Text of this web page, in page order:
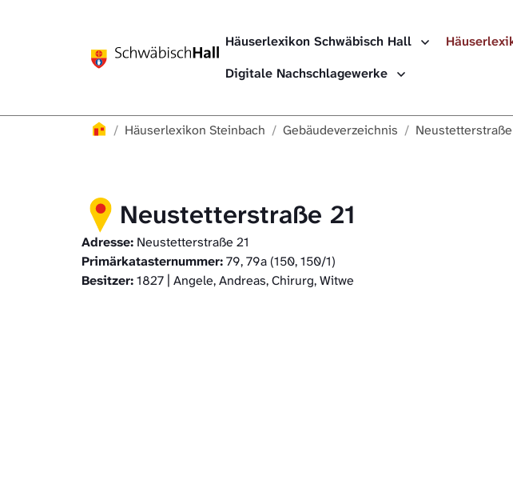
Häuserlexikon Schwäbisch Hall
Digitale Nachschlagewerke
Häuserlexikon
Häuserlexikon Steinbach Gebäudeverzeichnis Neustetterstraße
Neustetterstraße 21
Adresse: Neustetterstraße 21
Primärkatasternummer:79, 79a (150, 150/1)
Besitzer:1827 | Angele, Andreas, Chirurg, Witwe